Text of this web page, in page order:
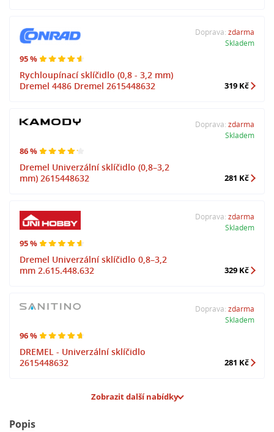
95 %
Rychloupínací sklíčidlo (0,8 - 3,2 mm)
Dremel 4486 Dremel 2615448632
Doprava: zdarma
Skladem
319 Kč
86 %
Dremel Univerzální sklíčidlo (0,8–3,2
mm) 2615448632
Doprava: zdarma
Skladem
281 Kč
95 %
Dremel Univerzální sklíčidlo 0,8–3,2
mm 2.615.448.632
Doprava: zdarma
Skladem
329 Kč
96 %
DREMEL - Univerzální sklíčidlo
2615448632
Doprava: zdarma
Skladem
281 Kč
Zobrazit další nabídky
Popis